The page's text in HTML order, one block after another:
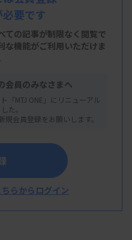
必要です
ての記事が制限なく閲覧で
な機能がご利用いただけま
会員のみなさまへ
「MTJ ONE」にリニューアル
た。
会員登録をお願いします。
らからログイン